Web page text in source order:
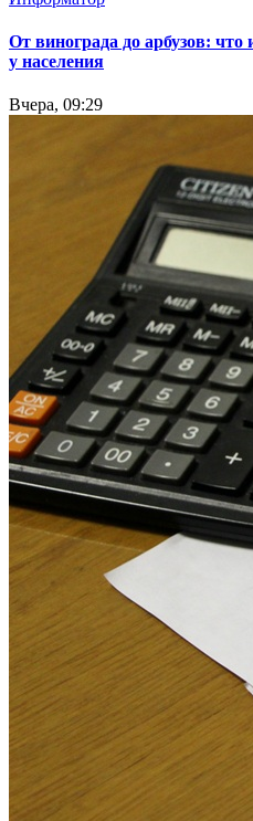
От винограда до арбузов:
у населения
Вчера, 09:29